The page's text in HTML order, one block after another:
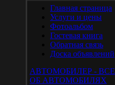
Главная страница
Услуги и цены
Фотоальбом
Гостевая книга
Обратная связь
Доска объявлений
АВТОМОБИЛЕР - ВСЕ
ОБ АВТОМОБИЛЯХ